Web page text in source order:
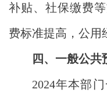
补贴、社保缴费
费标准提高，公用
四、一般公共
2024年本部